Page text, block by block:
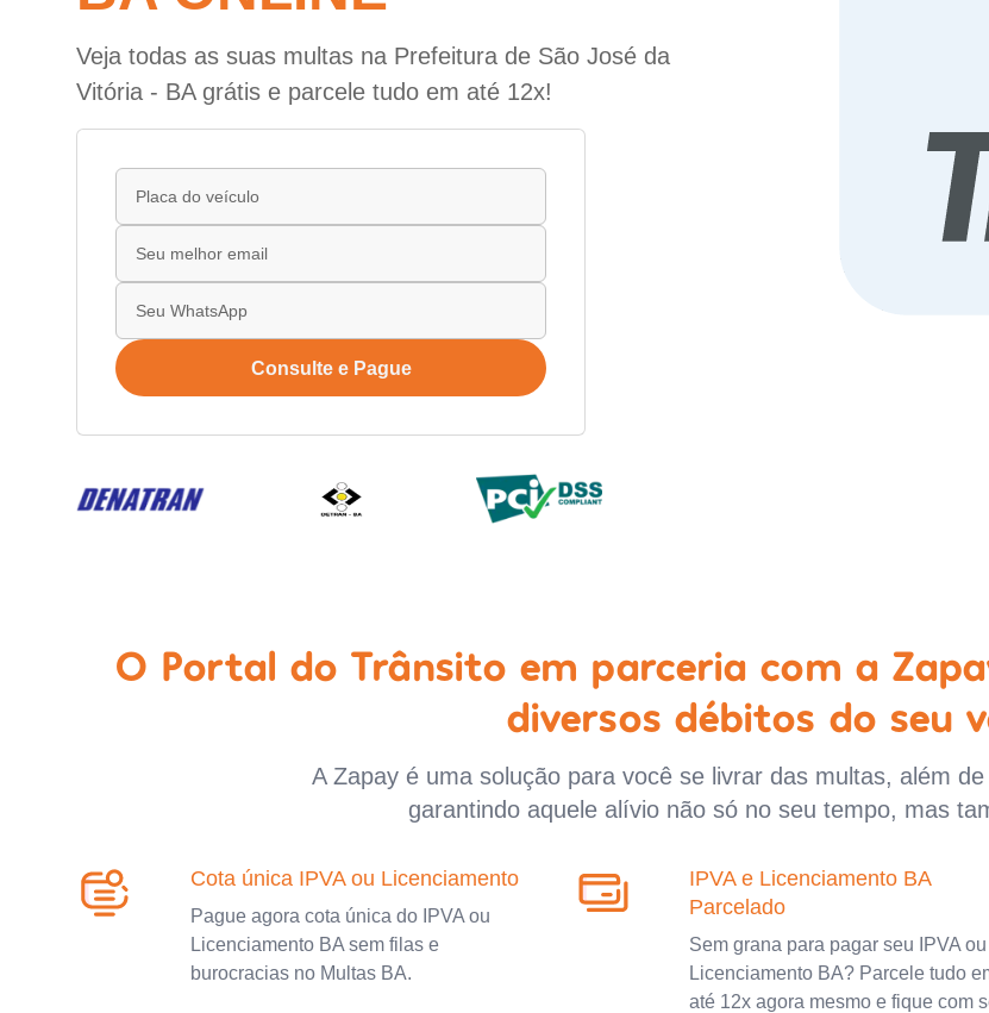
Veja todas as suas multas na Prefeitura de São José da
Vitória - BA grátis e parcele tudo em até 12x!
Consulte e Pague
O Portal do Trânsito em parceria com a
diversos débitos do seu
A Zapay é uma solução para você se livrar das multas, além
garantindo aquele alívio não só no seu tempo, mas
Cota única IPVA ou Licenciamento
Pague agora cota única do IPVA ou
Licenciamento BA sem filas e
burocracias no Multas BA.
IPVA e Licenciamento BA
Parcelado
Sem grana para pagar seu IPVA ou
Licenciamento BA? Parcele tudo
até 12x agora mesmo e fique com